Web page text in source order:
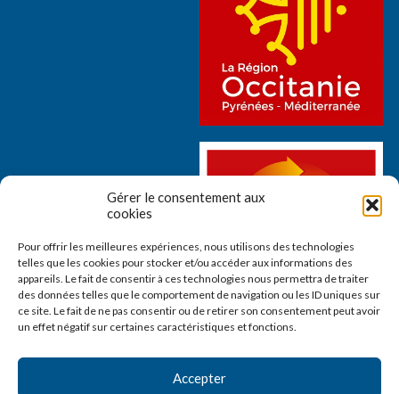
Gérer le consentement aux
cookies
Pour offrir les meilleures expériences, nous utilisons des technologies
telles que les cookies pour stocker et/ou accéder aux informations des
appareils. Le fait de consentir à ces technologies nous permettra de traiter
des données telles que le comportement de navigation ou les ID uniques sur
ce site. Le fait de ne pas consentir ou de retirer son consentement peut avoir
un effet négatif sur certaines caractéristiques et fonctions.
Accepter
ACCUEIL